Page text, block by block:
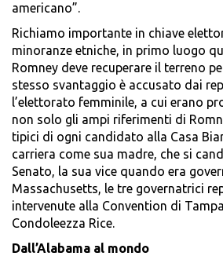
americano”.
Richiamo importante in chiave
minoranze etniche, in primo luogo
Romney deve recuperare il terreno
stesso svantaggio è accusato dai
l’elettorato femminile, a cui erano
non solo gli ampi riferimenti di
tipici di ogni candidato alla Casa
carriera come sua madre, che si
Senato, la sua vice quando era
Massachusetts, le tre governatrici
intervenute alla Convention di
Condoleezza Rice.
Dall’Alabama al mondo